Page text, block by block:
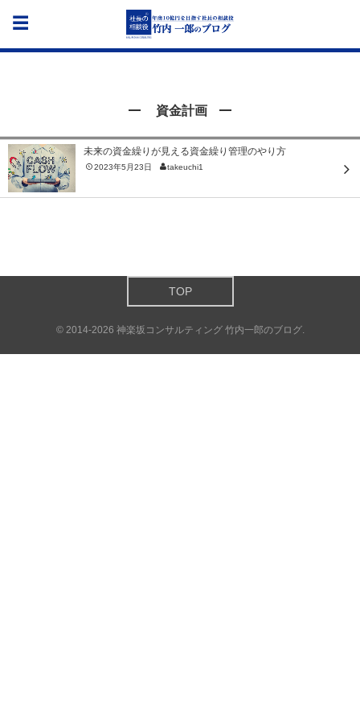
資金計画
未来の資金繰りが見える資金繰り管理のやり方
2023年5月23日 takeuchi1
TOP
© 2014-2026 神楽坂コンサルティング 竹内一郎のブログ.